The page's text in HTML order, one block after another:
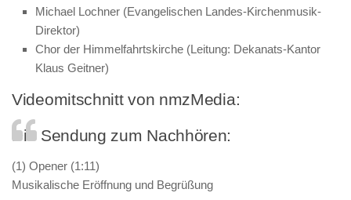
Michael Lochner (Evangelischen Landes-Kirchenmusik-
Direktor)
Chor der Himmelfahrtskirche (Leitung: Dekanats-Kantor
Klaus Geitner)
Videomitschnitt von nmzMedia:
Die Sendung zum Nachhören:
(1) Opener (1:11)
Musikalische Eröffnung und Begrüßung